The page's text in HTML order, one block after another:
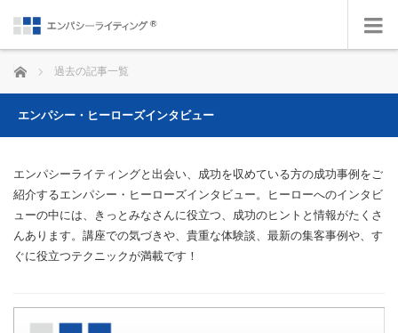
ホーム 過去の記事一覧
エンパシー・ヒーローズインタビュー
エンパシーライティングと出会い、成功を収めている方の成功事例をご
紹介するエンパシー・ヒーローズインタビュー。ヒーローへのインタビ
ューの中には、きっとみなさんに役立つ、成功のヒントと情報がたくさ
んあります。講座での気づきや、貴重な体験談、最新の集客事例や、す
ぐに役立つテクニックが満載です！